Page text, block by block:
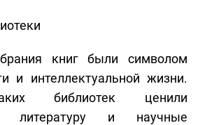
книг были символом
и интеллектуальной жизни.
библиотек ценили
литературу и научные